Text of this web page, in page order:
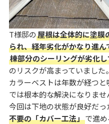
T様邸の屋根は全体的に塗膜
られ、経年劣化がかなり進ん
棟部分のシーリングが劣化
のリスクが高まっていました。
カラーベストは年数が経つ
では根本的な解決になりませ
今回は下地の状態が良好だっ
不要の「カバー工法」で進め